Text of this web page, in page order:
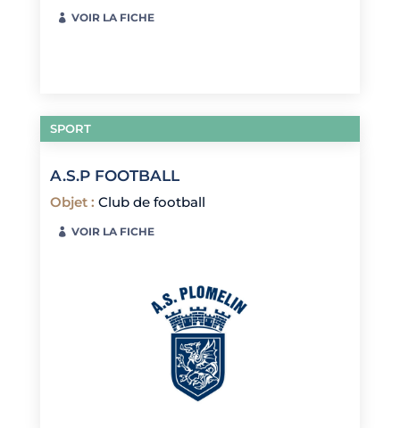
VOIR LA FICHE
SPORT
A.S.P FOOTBALL
Objet : Club de football
VOIR LA FICHE